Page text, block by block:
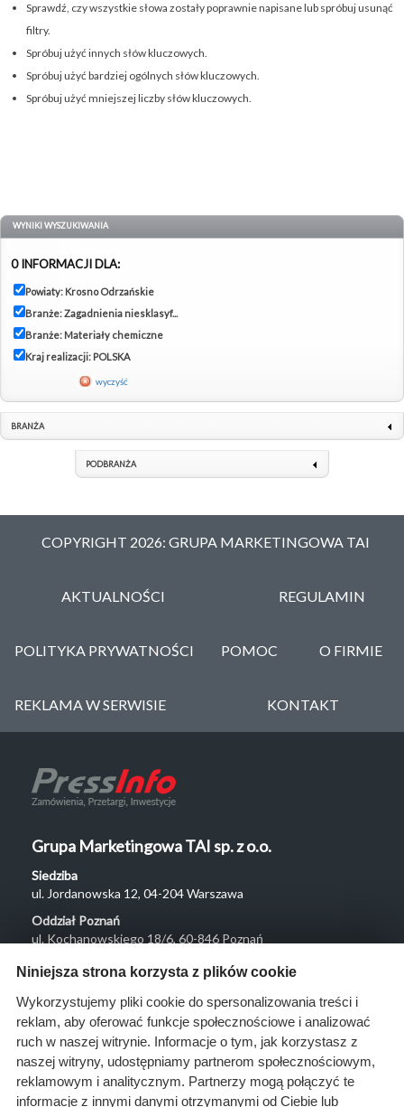
Sprawdź, czy wszystkie słowa zostały poprawnie napisane lub spróbuj usunąć
filtry.
Spróbuj użyć innych słów kluczowych.
Spróbuj użyć bardziej ogólnych słów kluczowych.
Spróbuj użyć mniejszej liczby słów kluczowych.
WYNIKI WYSZUKIWANIA
0 INFORMACJI DLA:
Powiaty: Krosno Odrzańskie
Branże: Zagadnienia niesklasyf...
Branże: Materiały chemiczne
Kraj realizacji: POLSKA
wyczyść
BRANŻA
PODBRANŻA
COPYRIGHT 2026: GRUPA MARKETINGOWA TAI
AKTUALNOŚCI REGULAMIN
POLITYKA PRYWATNOŚCI POMOC O FIRMIE
REKLAMA W SERWISIE KONTAKT
Grupa Marketingowa TAI sp. z o.o.
Siedziba
ul. Jordanowska 12, 04-204 Warszawa
Oddział Poznań
ul. Kochanowskiego 18/6, 60-846 Poznań
Menu
O nas
Rozwiązania
Monitoring
przetargów
Niniejsza strona korzysta z plików cookie
Wykorzystujemy pliki cookie do spersonalizowania treści i
reklam, aby oferować funkcje społecznościowe i analizować
ruch w naszej witrynie. Informacje o tym, jak korzystasz z
naszej witryny, udostępniamy partnerom społecznościowym,
reklamowym i analitycznym. Partnerzy mogą połączyć te
informacje z innymi danymi otrzymanymi od Ciebie lub